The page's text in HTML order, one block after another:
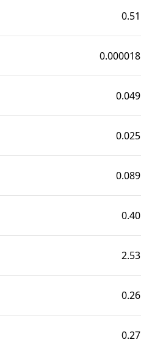
0.51
0.000018
0.049
0.025
0.089
0.40
2.53
0.26
0.27